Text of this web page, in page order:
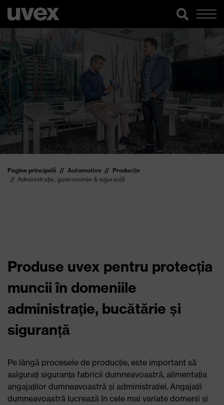
Pagina principală Automotive
Producție
Administrație, gastronomie & siguranță
Produse uvex pentru protecția
muncii în domeniile
administrație, bucătărie și
siguranță
Pe lângă procesele de producție, este important să
asigurați siguranța fabricii dumneavoastră, alimentația
angajaților dumneavoastră și administrației. Angajații
dumneavoastră lucrează în cele mai variate domenii și